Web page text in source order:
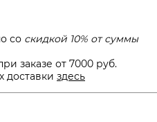
со скидкой 10% от суммы
заказе от 7000 руб.
доставки здесь